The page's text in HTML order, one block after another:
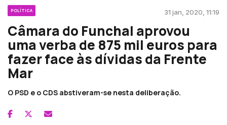
POLÍTICA 31 jan, 2020, 11:19
Câmara do Funchal aprovou
uma verba de 875 mil euros para
fazer face às dívidas da Frente
Mar
O PSD e o CDS abstiveram-se nesta deliberação.